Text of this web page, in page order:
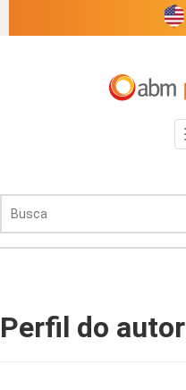
Perfil do autor